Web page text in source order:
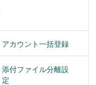
アカウント一括登録
添付ファイル分離設
定